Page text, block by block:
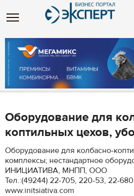
Оборудование для
коптильных цехов,
Оборудование для колбасно-
комплексы; нестандартное
ИНИЦИАТИВА, МНПП, ООО
Тел.:(49244) 22-705, 220-53, 22-
www.initsiativa.com